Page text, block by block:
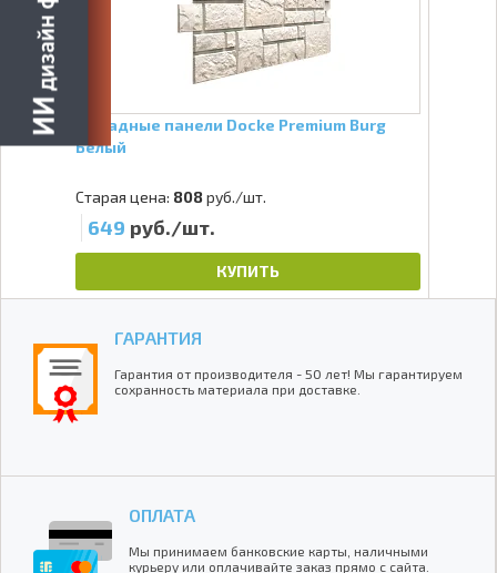
Фасадные панели Docke Premium Burg
Белый
Старая цена: 808руб./шт.
649 руб./шт.
КУПИТЬ
ГАРАНТИЯ
Гарантия от производителя - 50 лет! Мы гарантируем
сохранность материала при доставке.
ОПЛАТА
Мы принимаем банковские карты, наличными
курьеру или оплачивайте заказ прямо с сайта.